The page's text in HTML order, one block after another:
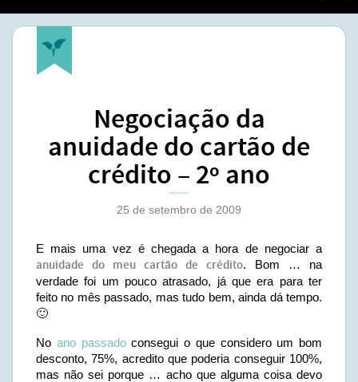
Negociação da
anuidade do cartão de
crédito – 2º ano
25 de setembro de 2009
E mais uma vez é chegada a hora de negociar a
anuidade do meu cartão de crédito. Bom … na
verdade foi um pouco atrasado, já que era para ter
feito no mês passado, mas tudo bem, ainda dá tempo.
🙂
No ano passadoconsegui o que considero um bom
desconto, 75%, acredito que poderia conseguir 100%,
mas não sei porque … acho que alguma coisa devo